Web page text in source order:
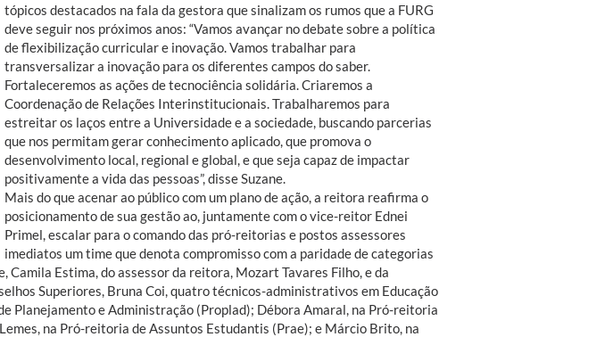
tópicos destacados na fala da gestora que sinalizam os rumos que a FURG
deve seguir nos próximos anos: “Vamos avançar no debate sobre a política
de flexibilização curricular e inovação. Vamos trabalhar para
transversalizar a inovação para os diferentes campos do saber.
Fortaleceremos as ações de tecnociência solidária. Criaremos a
Coordenação de Relações Interinstitucionais. Trabalharemos para
estreitar os laços entre a Universidade e a sociedade, buscando parcerias
que nos permitam gerar conhecimento aplicado, que promova o
desenvolvimento local, regional e global, e que seja capaz de impactar
positivamente a vida das pessoas”, disse Suzane.
Mais do que acenar ao público com um plano de ação, a reitora reafirma o
posicionamento de sua gestão ao, juntamente com o vice-reitor Ednei
Primel, escalar para o comando das pró-reitorias e postos assessores
imediatos um time que denota compromisso com a paridade de categorias
Camila Estima, do assessor da reitora, Mozart Tavares Filho, e da
Superiores, Bruna Coi, quatro técnicos-administrativos em Educação
Planejamento e Administração (Proplad); Débora Amaral, na Pró-reitoria
na Pró-reitoria de Assuntos Estudantis (Prae); e Márcio Brito, na